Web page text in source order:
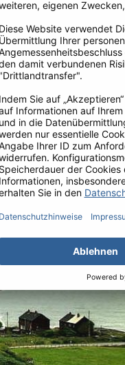
Umweltschutz. Nur
des
des John Stone
die Farmen die
Aufwachsen
anerkannte
der Farmen. Immer
von deutlich
Programm „Suckler
Federation (ICBF)
Scheme“.